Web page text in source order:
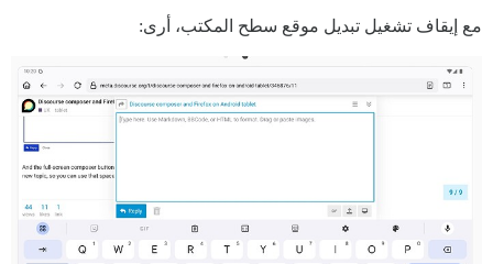
مع إيقاف تشغيل تبديل موقع سطح المكتب، أرى: